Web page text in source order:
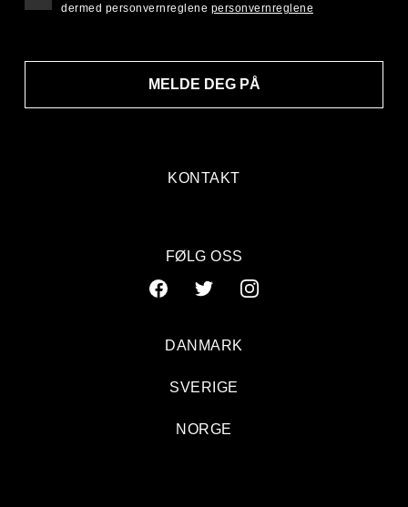
KONTAKT
MELDE DEG PÅ
dermed personvernreglene personvernreglene
FØLG OSS
DANMARK
SVERIGE
NORGE